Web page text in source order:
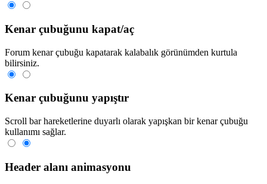
Kenar çubuğunu kapat/aç
Forum kenar çubuğu kapatarak kalabalık görünümden kurtula
bilirsiniz.
Kenar çubuğunu yapıştır
Scroll bar hareketlerine duyarlı olarak yapışkan bir kenar çubuğu
kullanımı sağlar.
Header alanı animasyonu